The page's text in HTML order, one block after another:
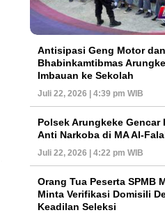
Antisipasi Geng Motor
Bhabinkamtibmas
Imbauan ke Sekolah
Juli 22, 2026 | 4:39 pm WIB
Polsek Arungkeke Gencar
Anti Narkoba di MA Al-
Juli 22, 2026 | 4:22 pm WIB
Orang Tua Peserta SPMB
Minta Verifikasi Domisili
Keadilan Seleksi